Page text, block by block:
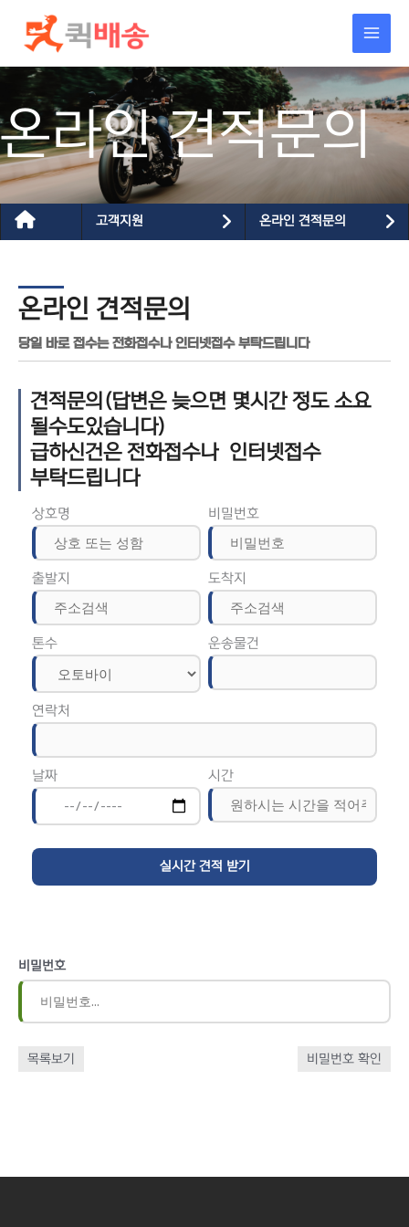
건너뛰기
온라인 견적문의
고객지원 온라인 견적문의
온라인 견적문의
당일 바로 접수는 전화접수나 인터넷접수 부탁드립니다
견적문의(답변은 늦으면 몇시간 정도 소요
될수도있습니다)
급하신건은 전화접수나 인터넷접수
부탁드립니다
상호명 비밀번호
출발지 도착지
톤수 운송물건
연락처
날짜 시간
비밀번호
목록보기 비밀번호 확인